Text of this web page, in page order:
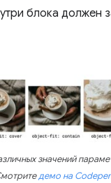
блока должен
значений
демо на